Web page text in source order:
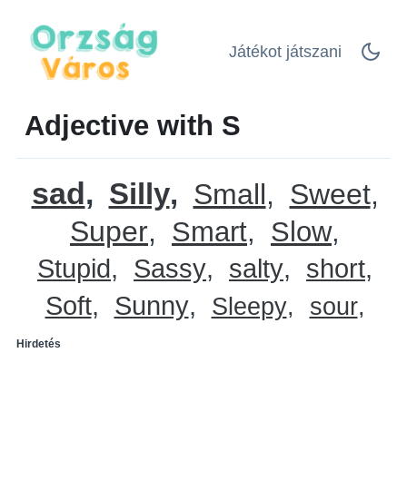
Játékot játszani
Adjective with S
sad Silly Small
Sweet
Super
Smart Slow
Stupid Sassy salty
short
Soft
Sunny Sleepy sour
Hirdetés